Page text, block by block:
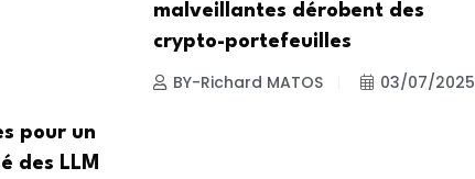
malveillantes dérobent des
crypto-portefeuilles
BY-Richard MATOS 03/07/2025
pour un
des LLM